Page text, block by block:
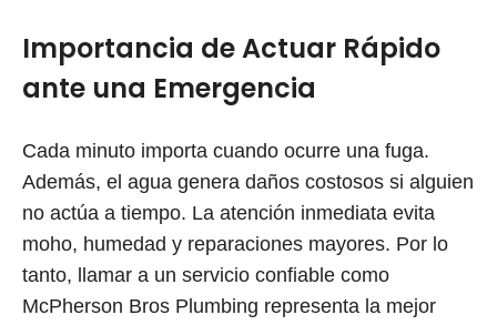
Importancia de Actuar Rápido
ante una Emergencia
Cada minuto importa cuando ocurre una fuga.
Además, el agua genera daños costosos si alguien
no actúa a tiempo. La atención inmediata evita
moho, humedad y reparaciones mayores. Por lo
tanto, llamar a un servicio confiable como
McPherson Bros Plumbing representa la mejor